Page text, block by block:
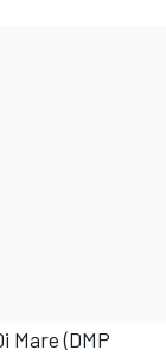
Mare (DMP